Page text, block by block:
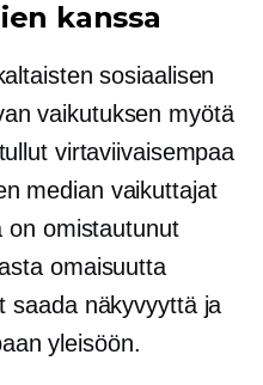
kanssa
sosiaalisen
vaikutuksen myötä
virtaviivaisempaa
median vaikuttajat
on omistautunut
omaisuutta
saada näkyvyyttä ja
yleisöön.